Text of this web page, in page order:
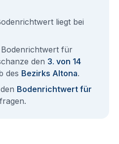
liegt bei
für
den 3. von 14
des Bezirks Altona.
Bodenrichtwert für